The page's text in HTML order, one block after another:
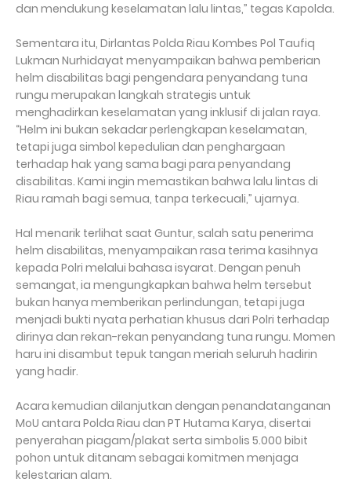
dan mendukung keselamatan lalu lintas,” tegas Kapolda.
Sementara itu, Dirlantas Polda Riau Kombes Pol Taufiq
Lukman Nurhidayat menyampaikan bahwa pemberian
helm disabilitas bagi pengendara penyandang tuna
rungu merupakan langkah strategis untuk
menghadirkan keselamatan yang inklusif di jalan raya.
“Helm ini bukan sekadar perlengkapan keselamatan,
tetapi juga simbol kepedulian dan penghargaan
terhadap hak yang sama bagi para penyandang
disabilitas. Kami ingin memastikan bahwa lalu lintas di
Riau ramah bagi semua, tanpa terkecuali,” ujarnya.
Hal menarik terlihat saat Guntur, salah satu penerima
helm disabilitas, menyampaikan rasa terima kasihnya
kepada Polri melalui bahasa isyarat. Dengan penuh
semangat, ia mengungkapkan bahwa helm tersebut
bukan hanya memberikan perlindungan, tetapi juga
menjadi bukti nyata perhatian khusus dari Polri terhadap
dirinya dan rekan-rekan penyandang tuna rungu. Momen
haru ini disambut tepuk tangan meriah seluruh hadirin
yang hadir.
Acara kemudian dilanjutkan dengan penandatanganan
MoU antara Polda Riau dan PT Hutama Karya, disertai
penyerahan piagam/plakat serta simbolis 5.000 bibit
pohon untuk ditanam sebagai komitmen menjaga
kelestarian alam.